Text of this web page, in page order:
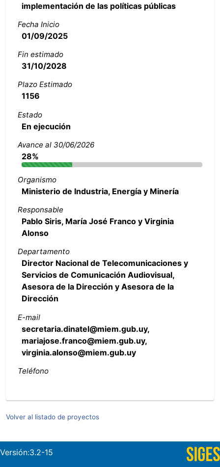
implementación de las políticas públicas
Fecha Inicio
01/09/2025
Fin estimado
31/10/2028
Plazo Estimado
1156
Estado
En ejecución
Avance al 30/06/2026
28%
Organismo
Ministerio de Industria, Energía y Minería
Responsable
Pablo Siris, María José Franco y Virginia
Alonso
Departamento
Director Nacional de Telecomunicaciones y
Servicios de Comunicación Audiovisual,
Asesora de la Dirección y Asesora de la
Dirección
E-mail
secretaria.dinatel@miem.gub.uy,
mariajose.franco@miem.gub.uy,
virginia.alonso@miem.gub.uy
Teléfono
Volver al listado de proyectos
Versión:3.2-15